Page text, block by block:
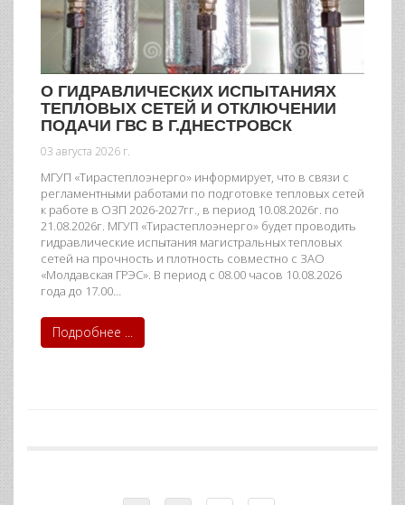
О ГИДРАВЛИЧЕСКИХ ИСПЫТАНИЯХ
ТЕПЛОВЫХ СЕТЕЙ И ОТКЛЮЧЕНИИ
ПОДАЧИ ГВС В Г.ДНЕСТРОВСК
03 августа 2026 г.
МГУП «Тирастеплоэнерго» информирует, что в связи с
регламентными работами по подготовке тепловых сетей
к работе в ОЗП 2026-2027гг., в период 10.08.2026г. по
21.08.2026г. МГУП «Тирастеплоэнерго» будет проводить
гидравлические испытания магистральных тепловых
сетей на прочность и плотность совместно с ЗАО
«Молдавская ГРЭС». В период с 08.00 часов 10.08.2026
года до 17.00…
Подробнее ...